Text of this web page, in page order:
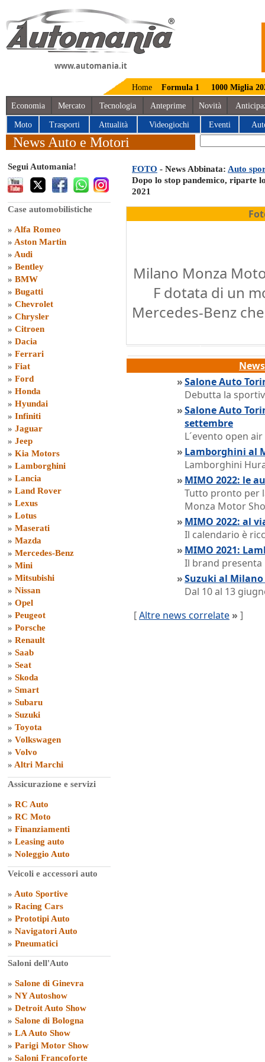
www.automania.it
Home Formula 1 1000 Miglia
Economia Mercato Tecnologia Anteprime Novità
Moto Trasporti Attualità Videogiochi Eventi
News Auto e Motori
Segui Automania!
Case automobilistiche
» Alfa Romeo
» Aston Martin
» Audi
» Bentley
» BMW
» Bugatti
» Chevrolet
» Chrysler
» Citroen
» Dacia
» Ferrari
» Fiat
» Ford
» Honda
» Hyundai
» Infiniti
» Jaguar
» Jeep
» Kia Motors
» Lamborghini
» Lancia
» Land Rover
» Lexus
» Lotus
» Maserati
» Mazda
» Mercedes-Benz
» Mini
» Mitsubishi
» Nissan
» Opel
» Peugeot
» Porsche
» Renault
» Saab
» Seat
» Skoda
» Smart
» Subaru
» Suzuki
» Toyota
» Volkswagen
» Volvo
» Altri Marchi
Assicurazione e servizi
» RC Auto
» RC Moto
» Finanziamenti
» Leasing auto
» Noleggio Auto
Veicoli e accessori auto
» Auto Sportive
» Racing Cars
» Prototipi Auto
» Navigatori Auto
» Pneumatici
Saloni dell'Auto
» Salone di Ginevra
» NY Autoshow
» Detroit Auto Show
» Salone di Bologna
» LA Auto Show
» Parigi Motor Show
» Saloni Francoforte
FOTO - News Abbinata: Auto
Dopo lo stop pandemico, riparte
2021
Milano Monza
F dotata di un
Mercedes-Benz
»Salone Auto
Debutta la
»Salone Auto
settembre
L´evento open
» Lamborghini al
Lamborghini
» MIMO 2022: le
Tutto pronto per
Monza Motor
» MIMO 2022: al
Il calendario è
» MIMO 2021:
Il brand
»Suzuki al Milano
Dal 10 al 13
[Altre news correlate » ]